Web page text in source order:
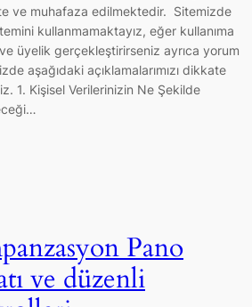
ve muhafaza edilmektedir. Sitemizde
kullanmamaktayız, eğer kullanıma
üyelik gerçekleştirirseniz ayrıca yorum
aşağıdaki açıklamalarımızı dikkate
1. Kişisel Verilerinizin Ne Şekilde
Pano
ve düzenli